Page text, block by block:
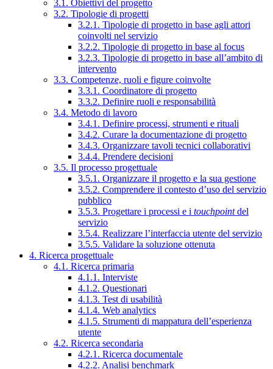
3.1. Obiettivi del progetto
3.2. Tipologie di progetti
3.2.1. Tipologie di progetto in base agli attori
coinvolti nel servizio
3.2.2. Tipologie di progetto in base al focus
3.2.3. Tipologie di progetto in base all’ambito di
intervento
3.3. Competenze, ruoli e figure coinvolte
3.3.1. Coordinatore di progetto
3.3.2. Definire ruoli e responsabilità
3.4. Metodo di lavoro
3.4.1. Definire processi, strumenti e rituali
3.4.2. Curare la documentazione di progetto
3.4.3. Organizzare tavoli tecnici collaborativi
3.4.4. Prendere decisioni
3.5. Il processo progettuale
3.5.1. Organizzare il progetto e la sua gestione
3.5.2. Comprendere il contesto d’uso del servizio
pubblico
3.5.3. Progettare i processi e i touchpointdel
servizio
3.5.4. Realizzare l’interfaccia utente del servizio
3.5.5. Validare la soluzione ottenuta
4. Ricerca progettuale
4.1. Ricerca primaria
4.1.1. Interviste
4.1.2. Questionari
4.1.3. Test di usabilità
4.1.4. Web analytics
4.1.5. Strumenti di mappatura dell’esperienza
utente
4.2. Ricerca secondaria
4.2.1. Ricerca documentale
4.2.2. Analisi benchmark